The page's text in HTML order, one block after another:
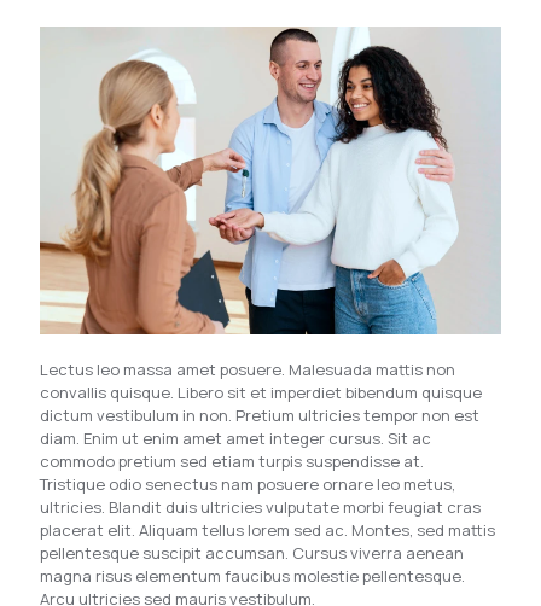
Lectus leo massa amet posuere. Malesuada mattis non
convallis quisque. Libero sit et imperdiet bibendum quisque
dictum vestibulum in non. Pretium ultricies tempor non est
diam. Enim ut enim amet amet integer cursus. Sit ac
commodo pretium sed etiam turpis suspendisse at.
Tristique odio senectus nam posuere ornare leo metus,
ultricies. Blandit duis ultricies vulputate morbi feugiat cras
placerat elit. Aliquam tellus lorem sed ac. Montes, sed mattis
pellentesque suscipit accumsan. Cursus viverra aenean
magna risus elementum faucibus molestie pellentesque.
Arcu ultricies sed mauris vestibulum.